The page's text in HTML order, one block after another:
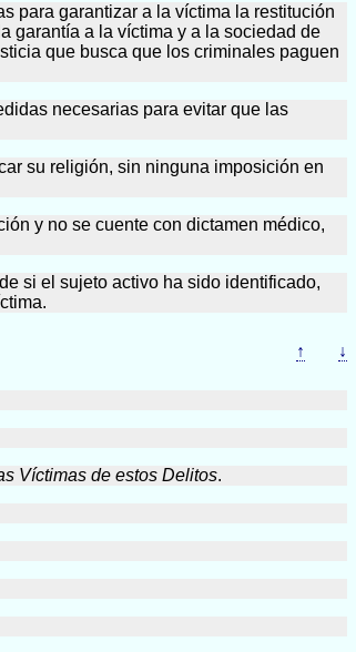
para garantizar a la víctima la restitución
garantía a la víctima y a la sociedad de
que busca que los criminales paguen
necesarias para evitar que las
su religión, sin ninguna imposición en
y no se cuente con dictamen médico,
si el sujeto activo ha sido identificado,
↑ ↓
Víctimas de estos Delitos.